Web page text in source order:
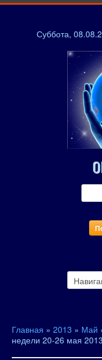
Суббота,
Главная » 2013 » Май
недели 20-26 мая